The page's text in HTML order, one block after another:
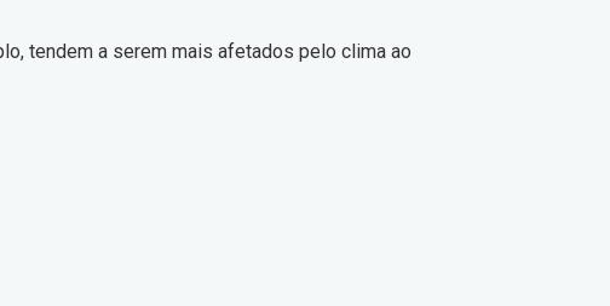
tendem a serem mais afetados pelo clima ao